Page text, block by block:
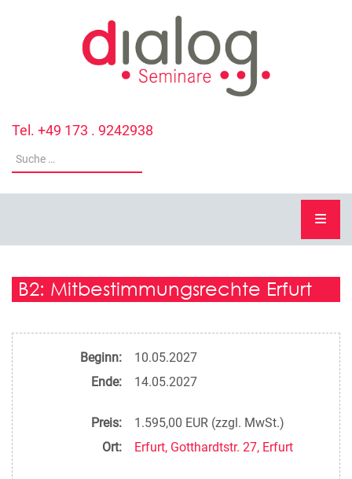
Tel. +49 173 . 9242938
B2: Mitbestimmungsrechte Erfurt
Beginn:
10.05.2027
Ende:
14.05.2027
Preis:
1.595,00 EUR (zzgl. MwSt.)
Ort:
Erfurt, Gotthardtstr. 27, Erfurt